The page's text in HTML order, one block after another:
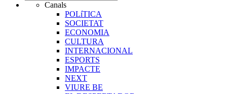
Canals
POLíTICA
SOCIETAT
ECONOMIA
CULTURA
INTERNACIONAL
ESPORTS
IMPACTE
NEXT
VIURE BE